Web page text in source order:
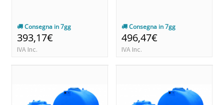
Consegna in 7gg
393,17€
IVA Inc.
Consegna in 7gg
496,47€
IVA Inc.